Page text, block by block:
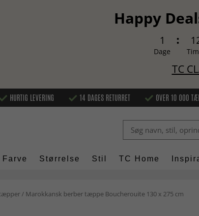
Happy
1
Dage
TC
HURTIG LEVERING 14 DAGES RETURRET OVER 10 000
Farve Størrelse Stil TC Home
/ Marokkansk berber tæppe Boucherouite 130 x 275 cm